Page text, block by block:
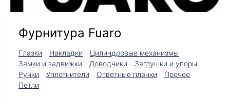
Фурнитура Fuaro
Глазки Накладки
Цилиндровые механизмы
Замки и задвижки
Доводчики
Заглушки и упоры
Ручки
Уплотнители Ответные планки
Прочее
Петли